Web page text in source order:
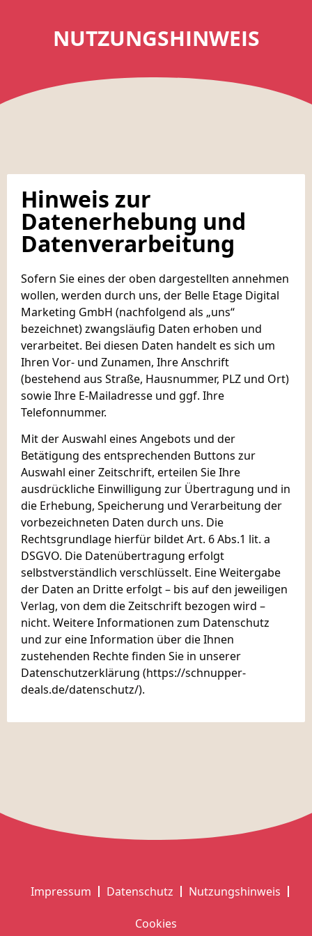
NUTZUNGSHINWEIS
Hinweis zur
Datenerhebung und
Datenverarbeitung
Sofern Sie eines der oben dargestellten annehmen
wollen, werden durch uns, der Belle Etage Digital
Marketing GmbH (nachfolgend als „uns“
bezeichnet) zwangsläufig Daten erhoben und
verarbeitet. Bei diesen Daten handelt es sich um
Ihren Vor- und Zunamen, Ihre Anschrift
(bestehend aus Straße, Hausnummer, PLZ und Ort)
sowie Ihre E-Mailadresse und ggf. Ihre
Telefonnummer.
Mit der Auswahl eines Angebots und der
Betätigung des entsprechenden Buttons zur
Auswahl einer Zeitschrift, erteilen Sie Ihre
ausdrückliche Einwilligung zur Übertragung und in
die Erhebung, Speicherung und Verarbeitung der
vorbezeichneten Daten durch uns. Die
Rechtsgrundlage hierfür bildet Art. 6 Abs.1 lit. a
DSGVO. Die Datenübertragung erfolgt
selbstverständlich verschlüsselt. Eine Weitergabe
der Daten an Dritte erfolgt – bis auf den jeweiligen
Verlag, von dem die Zeitschrift bezogen wird –
nicht. Weitere Informationen zum Datenschutz
und zur eine Information über die Ihnen
zustehenden Rechte finden Sie in unserer
Datenschutzerklärung (https://schnupper-
deals.de/datenschutz/).
Impressum Datenschutz Nutzungshinweis
Cookies